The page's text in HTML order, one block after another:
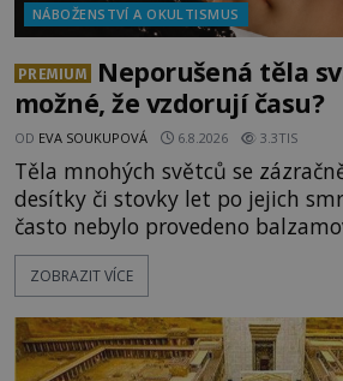
NÁBOŽENSTVÍ A OKULTISMUS
PREMIUM
Neporušená těla
možné, že vzdorují času?
OD EVA SOUKUPOVÁ 6.8.2026 3.3TIS
Těla mnohých světců se
desítky či stovky let po jejich
často nebylo provedeno
pokusy o konzervaci.
považovány za důkaz svatosti
osobností ochraňují? Na hřbitově u kláštera
Milosrdných
ZOBRAZIT VÍCE